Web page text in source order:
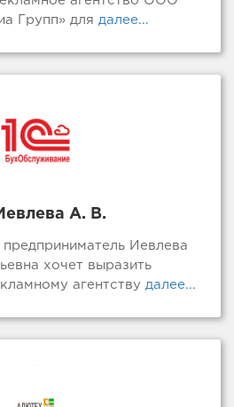
Групп» для далее...
А. В.
Иевлева
хочет выразить
агентству далее...